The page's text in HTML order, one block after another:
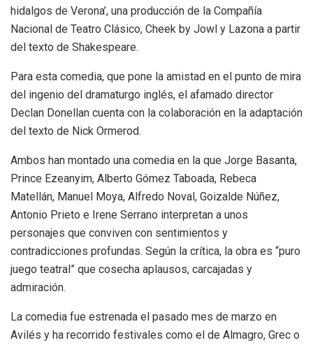
hidalgos de Verona’, una producción de la Compañía
Nacional de Teatro Clásico, Cheek by Jowl y Lazona a partir
del texto de Shakespeare.
Para esta comedia, que pone la amistad en el punto de mira
del ingenio del dramaturgo inglés, el afamado director
Declan Donellan cuenta con la colaboración en la adaptación
del texto de Nick Ormerod.
Ambos han montado una comedia en la que Jorge Basanta,
Prince Ezeanyim, Alberto Gómez Taboada, Rebeca
Matellán, Manuel Moya, Alfredo Noval, Goizalde Núñez,
Antonio Prieto e Irene Serrano interpretan a unos
personajes que conviven con sentimientos y
contradicciones profundas. Según la crítica, la obra es “puro
juego teatral” que cosecha aplausos, carcajadas y
admiración.
La comedia fue estrenada el pasado mes de marzo en
Avilés y ha recorrido festivales como el de Almagro, Grec o